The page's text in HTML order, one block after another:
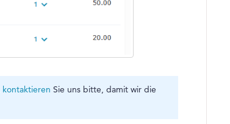
kontaktieren Sie uns bitte, damit wir die